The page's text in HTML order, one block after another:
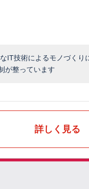
IT技術によるモノづくり
が整っています
詳しく見る